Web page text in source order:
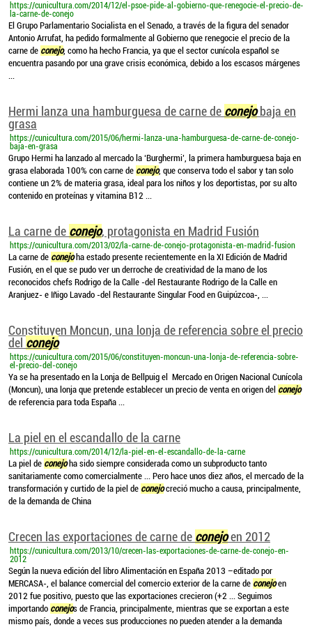
https://cunicultura.com/2014/12/el-psoe-pide-al-gobierno-que-renegocie-el-precio-de-
la-carne-de-conejo
El Grupo Parlamentario Socialista en el Senado, a través de la figura del senador
Antonio Arrufat, ha pedido formalmente al Gobierno que renegocie el precio de la
carne de conejo, como ha hecho Francia, ya que el sector cunícola español se
encuentra pasando por una grave crisis económica, debido a los escasos márgenes
...
Hermi lanza una hamburguesa de carne de conejobaja en
grasa
https://cunicultura.com/2015/06/hermi-lanza-una-hamburguesa-de-carne-de-conejo-
baja-en-grasa
Grupo Hermi ha lanzado al mercado la ‘Burghermi’, la primera hamburguesa baja en
grasa elaborada 100% con carne de conejo, que conserva todo el sabor y tan solo
contiene un 2% de materia grasa, ideal para los niños y los deportistas, por su alto
contenido en proteínas y vitamina B12 ...
La carne de conejo, protagonista en Madrid Fusión
https://cunicultura.com/2013/02/la-carne-de-conejo-protagonista-en-madrid-fusion
La carne de conejoha estado presente recientemente en la XI Edición de Madrid
Fusión, en el que se pudo ver un derroche de creatividad de la mano de los
reconocidos chefs Rodrigo de la Calle -del Restaurante Rodrigo de la Calle en
Aranjuez- e Iñigo Lavado -del Restaurante Singular Food en Guipúzcoa-, ...
Constituyen Moncun, una lonja de referencia sobre el precio
del conejo
https://cunicultura.com/2015/06/constituyen-moncun-una-lonja-de-referencia-sobre-
el-precio-del-conejo
Ya se ha presentado en la Lonja de Bellpuig el Mercado en Origen Nacional Cunícola
(Moncun), una lonja que pretende establecer un precio de venta en origen del conejo
de referencia para toda España ...
La piel en el escandallo de la carne
https://cunicultura.com/2014/12/la-piel-en-el-escandallo-de-la-carne
La piel de conejoha sido siempre considerada como un subproducto tanto
sanitariamente como comercialmente ... Pero hace unos diez años, el mercado de la
transformación y curtido de la piel de conejocreció mucho a causa, principalmente,
de la demanda de China
Crecen las exportaciones de carne de conejoen 2012
https://cunicultura.com/2013/10/crecen-las-exportaciones-de-carne-de-conejo-en-
2012
Según la nueva edición del libro Alimentación en España 2013 –editado por
MERCASA-, el balance comercial del comercio exterior de la carne de conejoen
2012 fue positivo, puesto que las exportaciones crecieron (+2 ... Seguimos
importando conejos de Francia, principalmente, mientras que se exportan a este
mismo país, donde a veces sus producciones no pueden atender a la demanda